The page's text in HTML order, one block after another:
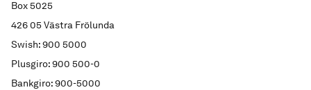
Box 5025
426 05 Västra Frölunda
Swish: 900 5000
Plusgiro: 900 500-0
Bankgiro: 900-5000